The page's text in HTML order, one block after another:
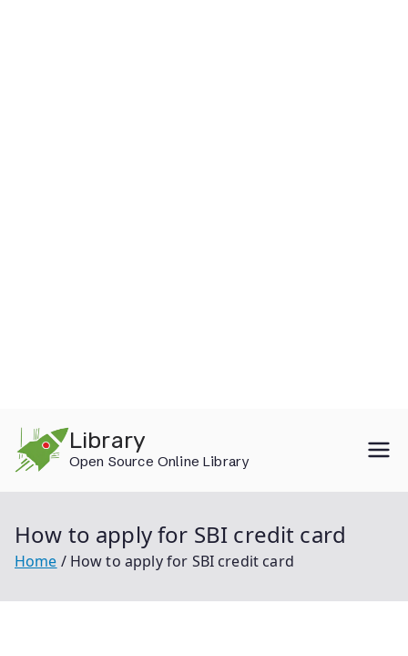
content
Library
Open Source Online Library
How to apply for SBI credit card
Home How to apply for SBI credit card